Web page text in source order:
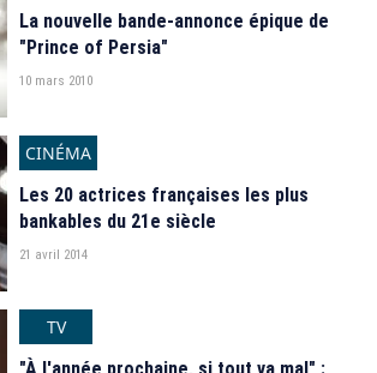
La nouvelle bande-annonce épique de
"Prince of Persia"
10 mars 2010
CINÉMA
Les 20 actrices françaises les plus
bankables du 21e siècle
21 avril 2014
TV